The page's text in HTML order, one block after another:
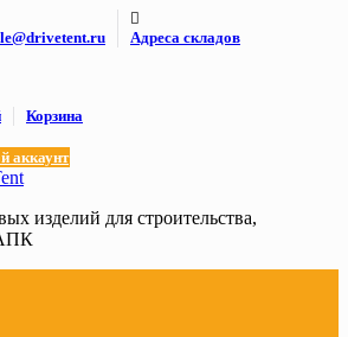
Адреса складов
Корзина
аккаунт
изделий для строительства,